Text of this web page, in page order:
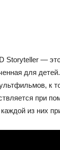
Storyteller —
для
к
при
из них